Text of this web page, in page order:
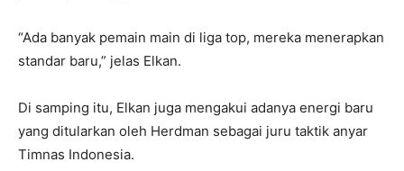
“Ada banyak pemain main di liga top, mereka menerapkan
standar baru,” jelas Elkan.
Di samping itu, Elkan juga mengakui adanya energi baru
yang ditularkan oleh Herdman sebagai juru taktik anyar
Timnas Indonesia.